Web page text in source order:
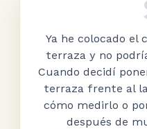
Ya he colocado el
terraza y no
Cuando decidí
terraza frente al
cómo medirlo o
después de